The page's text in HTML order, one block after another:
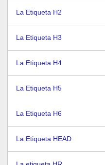
La Etiqueta H2
La Etiqueta H3
La Etiqueta H4
La Etiqueta H5
La Etiqueta H6
La Etiqueta HEAD